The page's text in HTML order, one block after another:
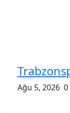
Ağu 5, 2026 0